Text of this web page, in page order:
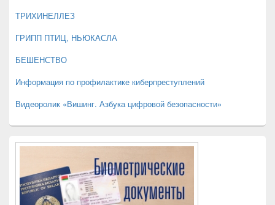
ТРИХИНЕЛЛЕЗ
ГРИПП ПТИЦ, НЬЮКАСЛА
БЕШЕНСТВО
Информация по профилактике киберпреступлений
Видеоролик «Вишинг. Азбука цифровой безопасности»